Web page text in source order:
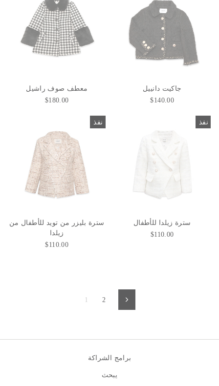
معطف صوف راشيل
$180.00
جاكيت دانييل
$140.00
نفذ
سترة بليزر من تويد للأطفال من
زيلدا
$110.00
نفذ
سترة زيلدا للأطفال
$110.00
1 2 التالي
برامج الشراكة
يبحث